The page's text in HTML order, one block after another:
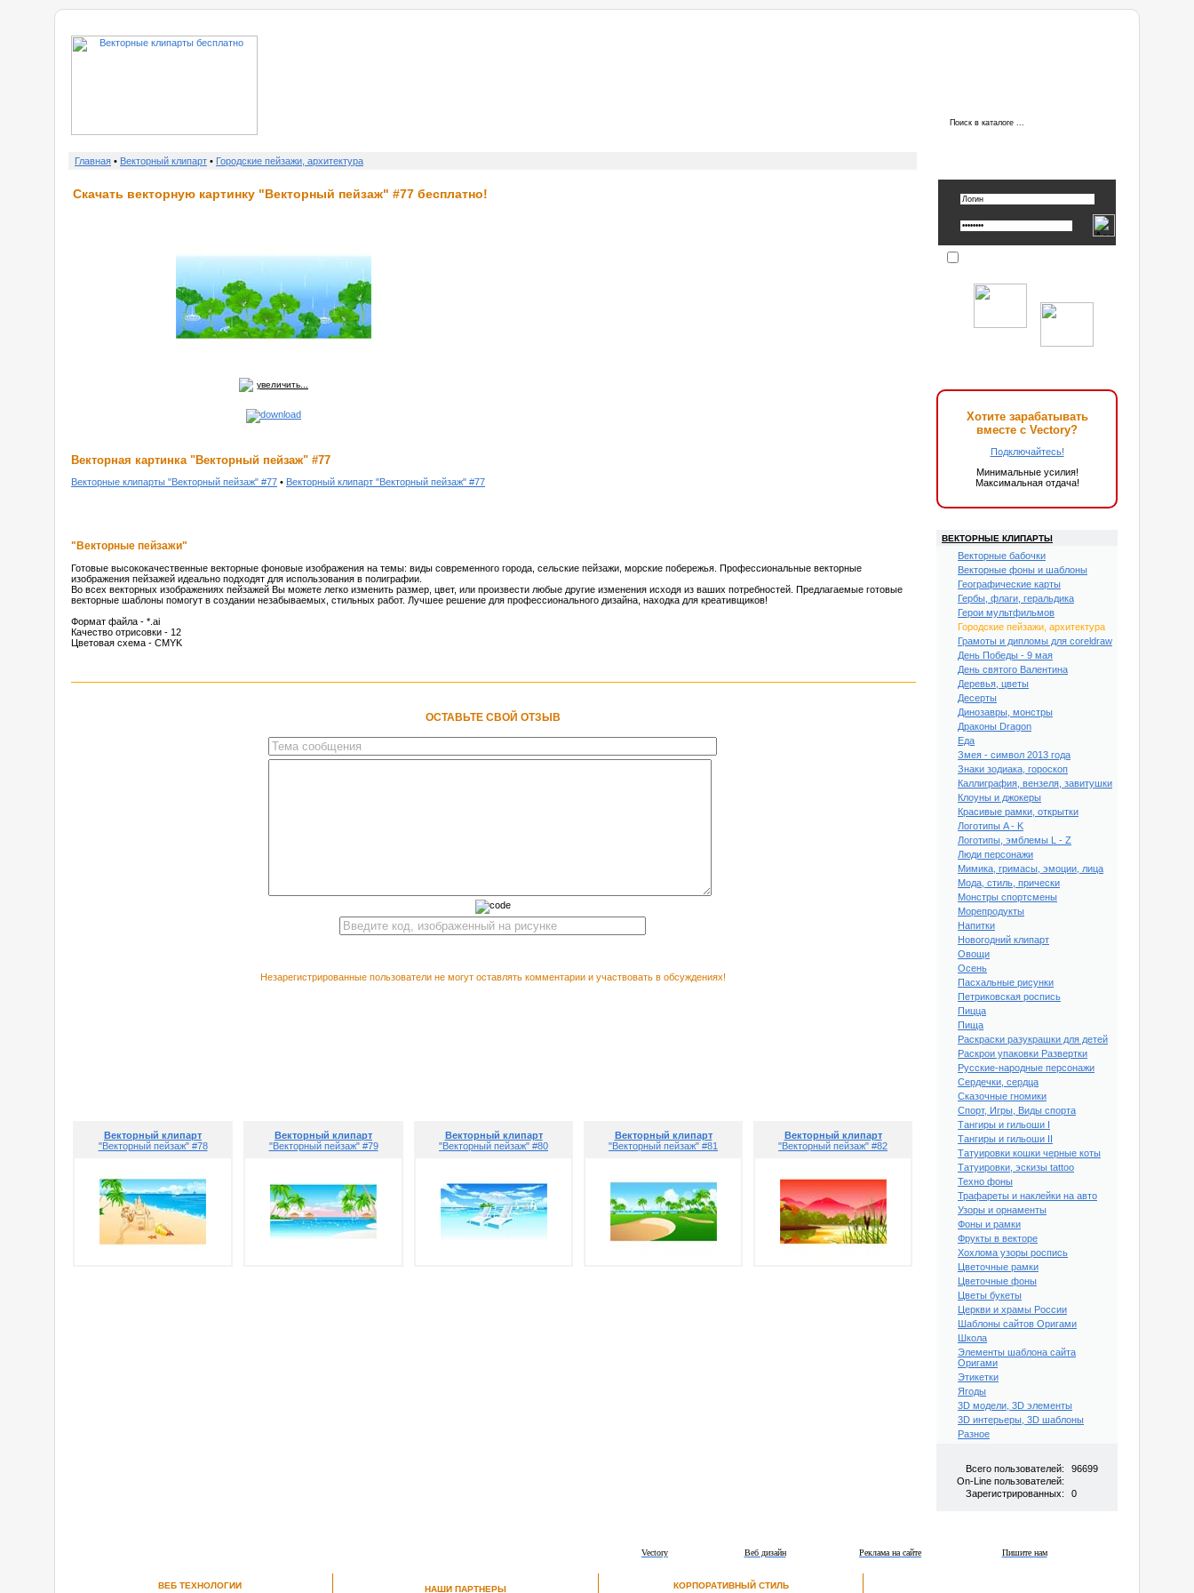
Главная • Векторный клипарт • Городские пейзажи, архитектура
Скачать векторную картинку "Векторный пейзаж" #77 бесплатно!
увеличить...
Векторная картинка "Векторный пейзаж" #77
Векторные клипарты "Векторный пейзаж" #77 • Векторный клипарт "Векторный пейзаж" #77
"Векторные пейзажи"
Готовые высококачественные векторные фоновые изображения на темы: виды современного города, сельские пейзажи, морские побережья. Профессиональные векторные
изображения пейзажей идеально подходят для использования в полиграфии.
Во всех векторных изображениях пейзажей Вы можете легко изменить размер, цвет, или произвести любые другие изменения исходя из ваших потребностей. Предлагаемые готовые
векторные шаблоны помогут в создании незабываемых, стильных работ. Лучшее решение для профессионального дизайна, находка для креативщиков!
Формат файла - *.ai
Качество отрисовки - 12
Цветовая схема - CMYK
ОСТАВЬТЕ СВОЙ ОТЗЫВ
Незарегистрированные пользователи не могут оставлять комментарии и участвовать в обсуждениях!
Векторный клипарт
"Векторный пейзаж" #78
Векторный клипарт
"Векторный пейзаж" #79
Векторный клипарт
"Векторный пейзаж" #80
Векторный клипарт
"Векторный пейзаж" #81
Векторный клипарт
"Векторный пейзаж" #82
Хотите зарабатывать
вместе с Vectory?
Подключайтесь!
Минимальные усилия!
Максимальная отдача!
ВЕКТОРНЫЕ КЛИПАРТЫ
Векторные бабочки
Векторные фоны и шаблоны
Географические карты
Гербы, флаги, геральдика
Герои мультфильмов
Городские пейзажи, архитектура
Грамоты и дипломы для coreldraw
День Победы - 9 мая
День святого Валентина
Деревья, цветы
Десерты
Динозавры, монстры
Драконы Dragon
Еда
Змея - символ 2013 года
Знаки зодиака, гороскоп
Каллиграфия, вензеля, завитушки
Клоуны и джокеры
Красивые рамки, открытки
Логотипы A - K
Логотипы, эмблемы L - Z
Люди персонажи
Мимика, гримасы, эмоции, лица
Мода, стиль, прически
Монстры спортсмены
Морепродукты
Напитки
Новогодний клипарт
Овощи
Осень
Пасхальные рисунки
Петриковская роспись
Пицца
Пища
Раскраски разукрашки для детей
Раскрои упаковки Развертки
Русские-народные персонажи
Сердечки, сердца
Сказочные гномики
Спорт, Игры, Виды спорта
Тангиры и гильоши I
Тангиры и гильоши II
Татуировки кошки черные коты
Татуировки, эскизы tattoo
Техно фоны
Трафареты и наклейки на авто
Узоры и орнаменты
Фоны и рамки
Фрукты в векторе
Хохлома узоры роспись
Цветочные рамки
Цветочные фоны
Цветы букеты
Церкви и храмы России
Шаблоны сайтов Оригами
Школа
Элементы шаблона сайта
Оригами
Этикетки
Ягоды
3D модели, 3D элементы
3D интерьеры, 3D шаблоны
Разное
Всего пользователей:
96699
On-Line пользователей:
Зарегистрированных:
0
Пишите нам
Реклама на сайте
Веб дизайн
Vectory
ВЕБ ТЕХНОЛОГИИ НАШИ ПАРТНЕРЫ КОРПОРАТИВНЫЙ СТИЛЬ